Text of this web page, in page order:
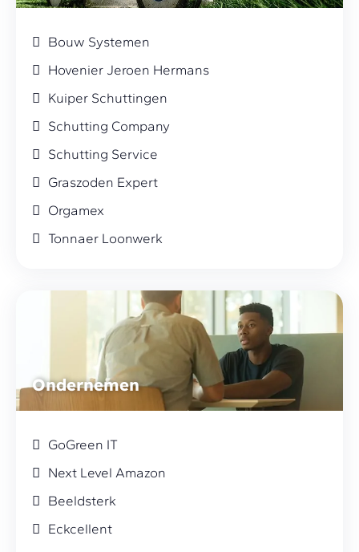
Bouw Systemen
Hovenier Jeroen Hermans
Kuiper Schuttingen
Schutting Company
Schutting Service
Graszoden Expert
Orgamex
Tonnaer Loonwerk
Ondernemen
GoGreen IT
Next Level Amazon
Beeldsterk
Eckcellent